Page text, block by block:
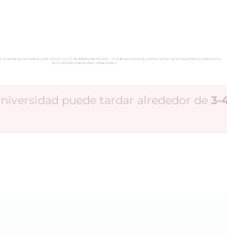
puede tardar alrededor de 3-